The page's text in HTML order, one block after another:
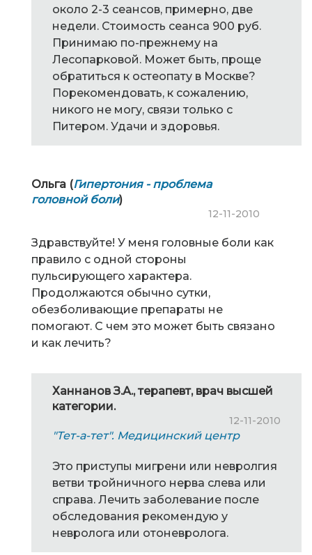
около 2-3 сеансов, примерно, две
недели. Стоимость сеанса 900 руб.
Принимаю по-прежнему на
Лесопарковой. Может быть, проще
обратиться к остеопату в Москве?
Порекомендовать, к сожалению,
никого не могу, связи только с
Питером. Удачи и здоровья.
Ольга (Гипертония - проблема
головной боли)
12-11-2010
Здравствуйте! У меня головные боли как
правило с одной стороны
пульсирующего характера.
Продолжаются обычно сутки,
обезболивающие препараты не
помогают. С чем это может быть связано
и как лечить?
Ханнанов З.А., терапевт, врач высшей
категории.
12-11-2010
"Тет-а-тет". Медицинский центр
Это приступы мигрени или невролгия
ветви тройничного нерва слева или
справа. Лечить заболевание после
обследования рекомендую у
невролога или отоневролога.